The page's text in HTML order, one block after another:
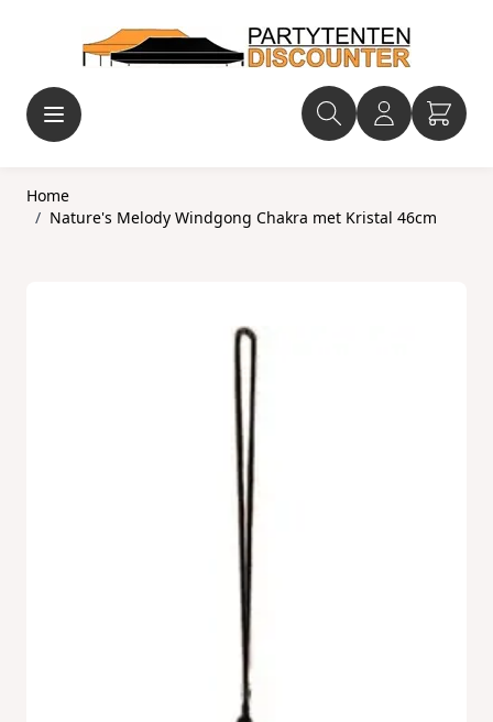
Home
/ Nature's Melody Windgong Chakra met Kristal 46cm